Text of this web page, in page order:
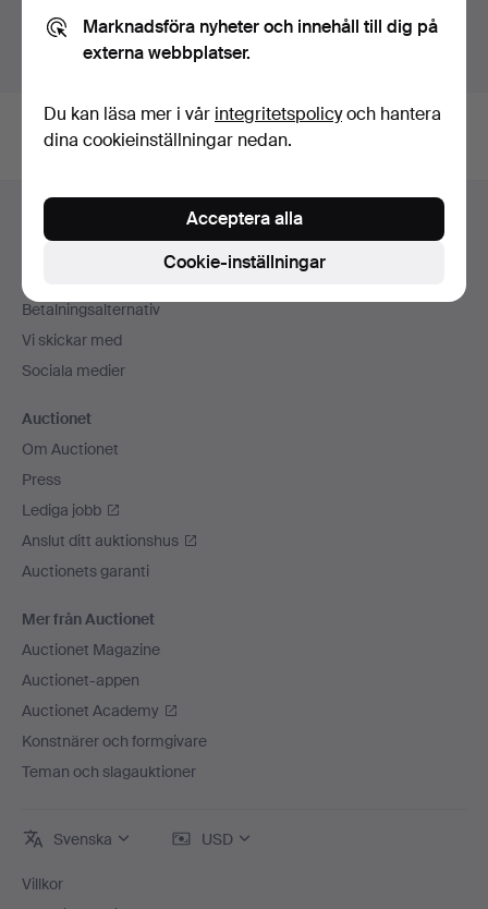
Du söker i vårt arkiv över avslutade auktioner.
Visa pågående auktioner istället.
Sidfotsnavigation
Betalningsalternativ
Vi skickar med
Sociala medier
Auctionet
Om Auctionet
Press
Lediga jobb
Anslut ditt auktionshus
Auctionets garanti
Mer från Auctionet
Auctionet Magazine
Auctionet-appen
Auctionet Academy
Konstnärer och formgivare
Teman och slagauktioner
Svenska USD
Villkor
Marknadsföra nyheter och innehåll till dig på
externa webbplatser.
Du kan läsa mer i vår integritetspolicyoch hantera
dina cookieinställningar nedan.
Cookie-inställningar
Acceptera alla